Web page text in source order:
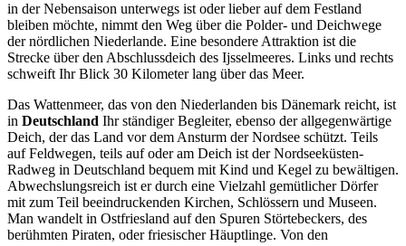
in der Nebensaison unterwegs ist oder lieber auf dem Festland
bleiben möchte, nimmt den Weg über die Polder- und Deichwege
der nördlichen Niederlande. Eine besondere Attraktion ist die
Strecke über den Abschlussdeich des Ijsselmeeres. Links und rechts
schweift Ihr Blick 30 Kilometer lang über das Meer.
Das Wattenmeer, das von den Niederlanden bis Dänemark reicht, ist
in Deutschland Ihr ständiger Begleiter, ebenso der allgegenwärtige
Deich, der das Land vor dem Ansturm der Nordsee schützt. Teils
auf Feldwegen, teils auf oder am Deich ist der Nordseeküsten-
Radweg in Deutschland bequem mit Kind und Kegel zu bewältigen.
Abwechslungsreich ist er durch eine Vielzahl gemütlicher Dörfer
mit zum Teil beeindruckenden Kirchen, Schlössern und Museen.
Man wandelt in Ostfriesland auf den Spuren Störtebeckers, des
berühmten Piraten, oder friesischer Häuptlinge. Von den